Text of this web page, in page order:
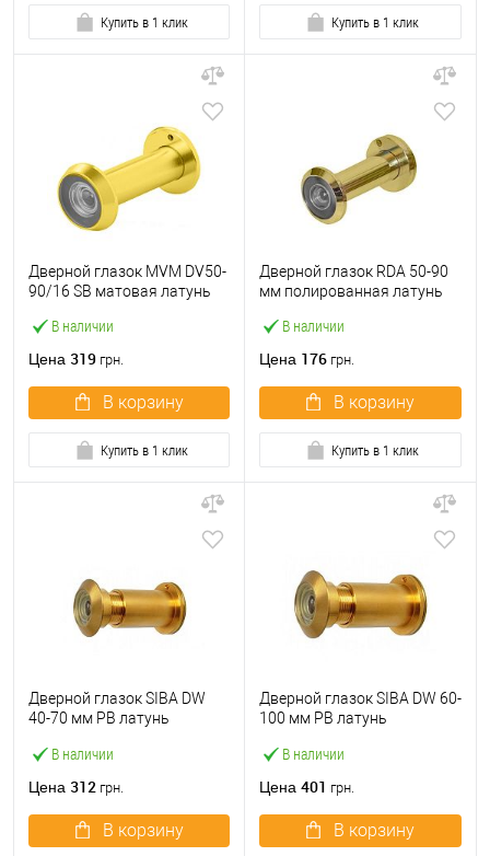
Купить в 1 клик Купить в 1 клик
В наличии
Дверной глазок MVM DV50-
90/16 SB матовая латунь
Цена 319 грн.
В корзину
Купить в 1 клик
В наличии
Дверной глазок RDA 50-90
мм полированная латунь
Цена 176 грн.
В корзину
Купить в 1 клик
В наличии
Дверной глазок SIBA DW
40-70 мм PВ латунь
Цена 312 грн.
В корзину
В наличии
Дверной глазок SIBA DW 60-
100 мм PВ латунь
Цена 401 грн.
В корзину